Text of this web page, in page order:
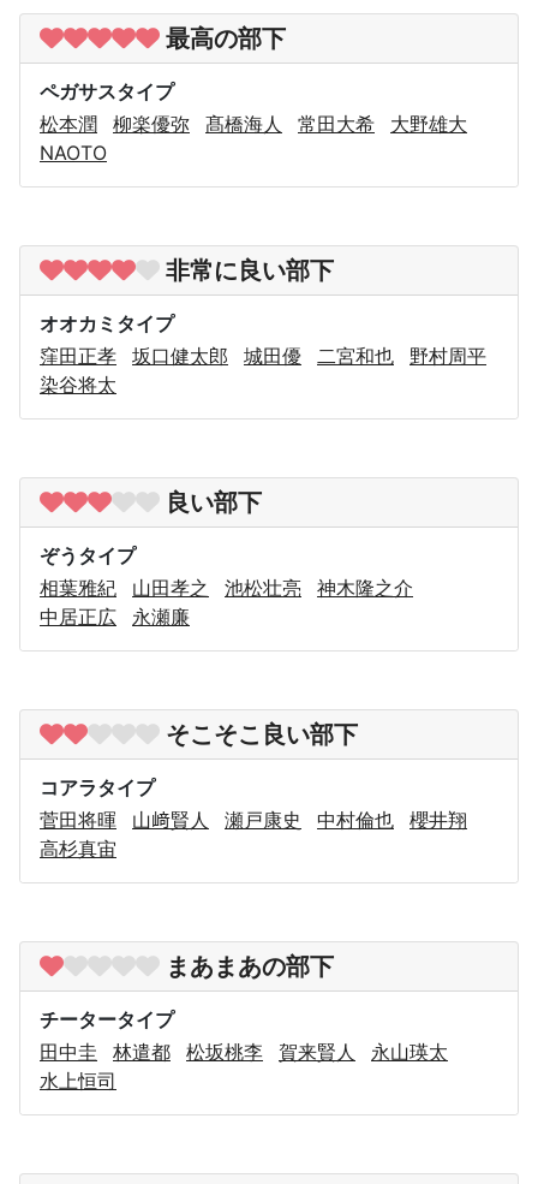
最高の部下
ペガサスタイプ
松本潤
柳楽優弥 髙橋海人 常田大希
大野雄大
NAOTO
非常に良い部下
オオカミタイプ
窪田正孝
坂口健太郎 城田優 二宮和也
野村周平
染谷将太
良い部下
ぞうタイプ
相葉雅紀
山田孝之 池松壮亮
神木隆之介
中居正広
永瀬廉
そこそこ良い部下
コアラタイプ
菅田将暉
山﨑賢人 瀬戸康史 中村倫也
櫻井翔
高杉真宙
まあまあの部下
チータータイプ
田中圭
林遣都 松坂桃李 賀来賢人
永山瑛太
水上恒司